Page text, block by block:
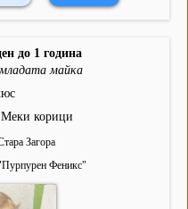
до 1 година
майка
корици
Загора
Пурпурен Феникс"